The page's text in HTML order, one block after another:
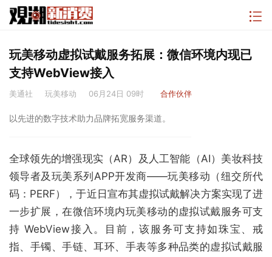
玩美移动虚拟试戴服务拓展：微信环境内现已
支持WebView接入
美通社 玩美移动 06月24日 09时 合作伙伴
以先进的数字技术助力品牌拓宽服务渠道。
全球领先的增强现实（AR）及人工智能（AI）美妆科技
领导者及玩美系列APP开发商——玩美移动（纽交所代
码：PERF），于近日宣布其虚拟试戴解决方案实现了进
一步扩展，在微信环境内玩美移动的虚拟试戴服务可支
持 WebView接入。目前，该服务可支持如珠宝、戒
指、手镯、手链、耳环、手表等多种品类的虚拟试戴服